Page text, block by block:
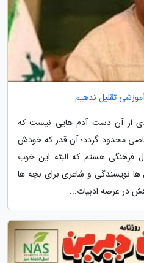
تقلیل ندهیم
از آن دست آدم هایی نیست که
محدود گردد؛ آن قدر که خودش
هستم که البته این خوب
نویسندگی و شاعری برای بچه ها
در عرصه ادبیات...